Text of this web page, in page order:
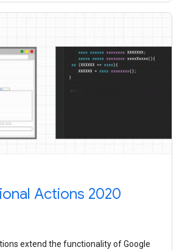
Actions 2020
extend the functionality of Google